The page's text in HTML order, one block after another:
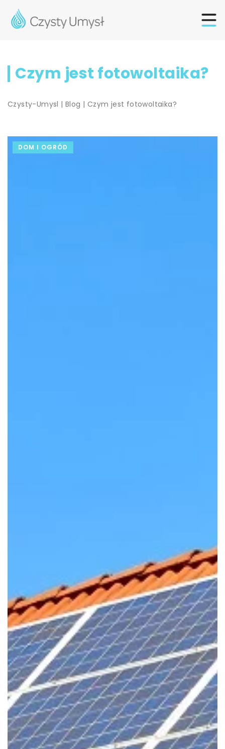
Czym jest fotowoltaika?
Czysty-Umysl |Blog | Czym jest fotowoltaika?
DOM I OGRÓD